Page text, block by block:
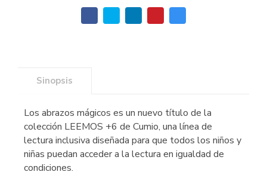
Sinopsis
Los abrazos mágicos es un nuevo título de la
colección LEEMOS +6 de Cumio, una línea de
lectura inclusiva diseñada para que todos los niños y
niñas puedan acceder a la lectura en igualdad de
condiciones.